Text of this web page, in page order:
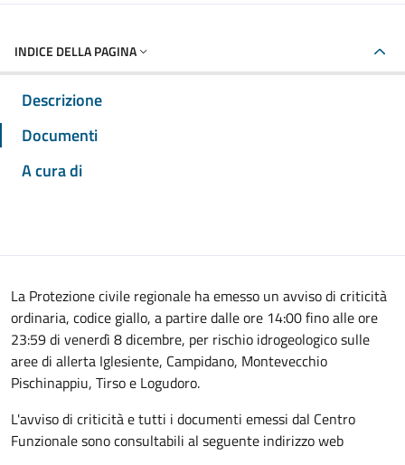
INDICE DELLA PAGINA
Descrizione
Documenti
A cura di
La Protezione civile regionale ha emesso un avviso di criticità
ordinaria, codice giallo, a partire dalle ore 14:00 fino alle ore
23:59 di venerdì 8 dicembre, per rischio idrogeologico sulle
aree di allerta Iglesiente, Campidano, Montevecchio
Pischinappiu, Tirso e Logudoro.
L'avviso di criticità e tutti i documenti emessi dal Centro
Funzionale sono consultabili al seguente indirizzo web